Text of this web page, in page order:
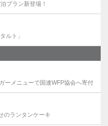
プラン新登場！
ルト」
ーメニューで国連WFP協会へ寄付
のランタンケーキ